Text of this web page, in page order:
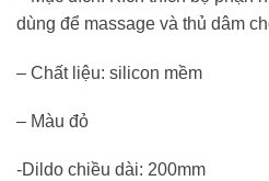
dùng để massage và thủ dâm
– Chất liệu: silicon mềm
– Màu đỏ
-Dildo chiều dài: 200mm